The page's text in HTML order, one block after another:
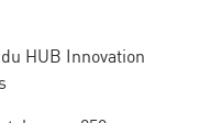
HUB Innovation